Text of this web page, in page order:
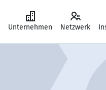
Unternehmen Netzwerk